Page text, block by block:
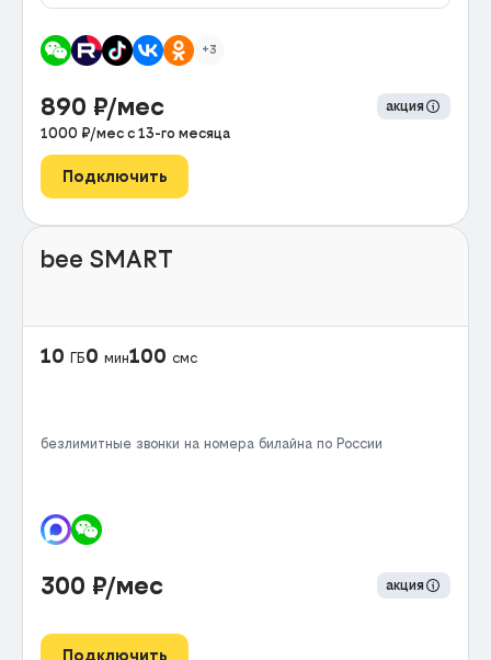
+3
890 ₽/мес
акция
1000 ₽/мес с 13-го месяца
Подключить
bee SMART
10 ГБ0 мин100 смс
безлимитные звонки на номера билайна по России
300 ₽/мес акция
Подключить